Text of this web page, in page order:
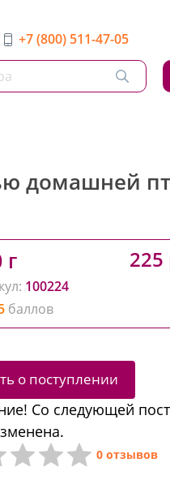
+7 (800) 511-47-05
домашней
г
100224
баллов
225
о поступлении
Со следующей
0 отзывов